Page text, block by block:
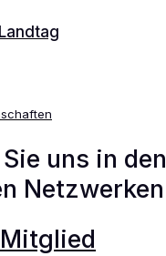
uns in den
Netzwerken